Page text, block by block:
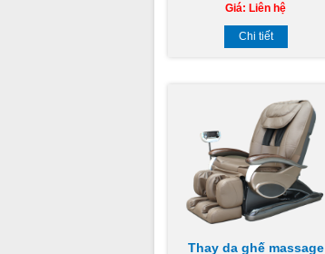
Giá: Liên hệ
Chi tiết
Thay da ghế massage